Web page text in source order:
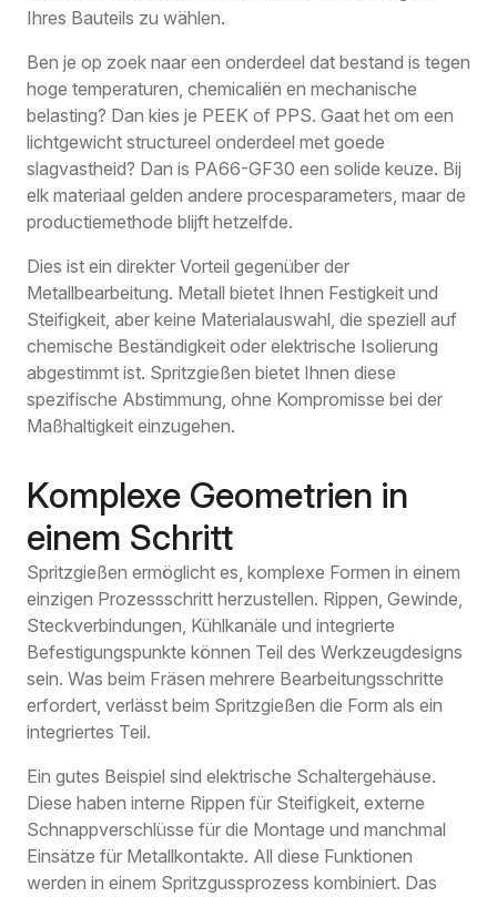
Ihres Bauteils zu wählen.
Ben je op zoek naar een onderdeel dat bestand is tegen
hoge temperaturen, chemicaliën en mechanische
belasting? Dan kies je PEEK of PPS. Gaat het om een
lichtgewicht structureel onderdeel met goede
slagvastheid? Dan is PA66-GF30 een solide keuze. Bij
elk materiaal gelden andere procesparameters, maar de
productiemethode blijft hetzelfde.
Dies ist ein direkter Vorteil gegenüber der
Metallbearbeitung. Metall bietet Ihnen Festigkeit und
Steifigkeit, aber keine Materialauswahl, die speziell auf
chemische Beständigkeit oder elektrische Isolierung
abgestimmt ist. Spritzgießen bietet Ihnen diese
spezifische Abstimmung, ohne Kompromisse bei der
Maßhaltigkeit einzugehen.
Komplexe Geometrien in
einem Schritt
Spritzgießen ermöglicht es, komplexe Formen in einem
einzigen Prozessschritt herzustellen. Rippen, Gewinde,
Steckverbindungen, Kühlkanäle und integrierte
Befestigungspunkte können Teil des Werkzeugdesigns
sein. Was beim Fräsen mehrere Bearbeitungsschritte
erfordert, verlässt beim Spritzgießen die Form als ein
integriertes Teil.
Ein gutes Beispiel sind elektrische Schaltergehäuse.
Diese haben interne Rippen für Steifigkeit, externe
Schnappverschlüsse für die Montage und manchmal
Einsätze für Metallkontakte. All diese Funktionen
werden in einem Spritzgussprozess kombiniert. Das